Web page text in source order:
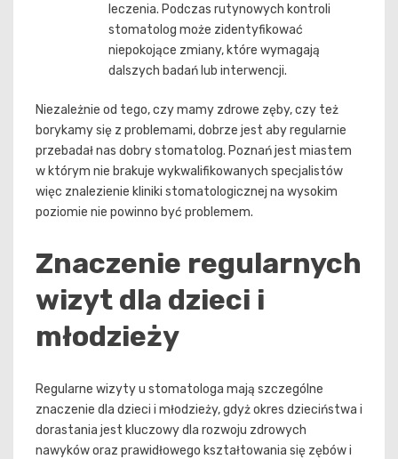
leczenia. Podczas rutynowych kontroli
stomatolog może zidentyfikować
niepokojące zmiany, które wymagają
dalszych badań lub interwencji.
Niezależnie od tego, czy mamy zdrowe zęby, czy też
borykamy się z problemami, dobrze jest aby regularnie
przebadał nas dobry stomatolog. Poznań jest miastem
w którym nie brakuje wykwalifikowanych specjalistów
więc znalezienie kliniki stomatologicznej na wysokim
poziomie nie powinno być problemem.
Znaczenie regularnych
wizyt dla dzieci i
młodzieży
Regularne wizyty u stomatologa mają szczególne
znaczenie dla dzieci i młodzieży, gdyż okres dzieciństwa i
dorastania jest kluczowy dla rozwoju zdrowych
nawyków oraz prawidłowego kształtowania się zębów i